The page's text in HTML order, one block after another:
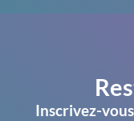
Inscrivez-